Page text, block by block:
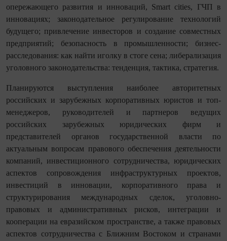
опережающего развития и инноваций, Smart cities, ГЧП в
инновациях; законодательное регулирование технологий
будущего; привлечение инвесторов и создание совместных
предприятий; безопасность в промышленности; бизнес-
расследования: как найти иголку в стоге сена; либерализация
уголовного законодательства: тенденция, тактика, стратегия.
Планируются выступления наиболее авторитетных
российских и зарубежных корпоративных юристов и топ-
менеджеров, руководителей и партнеров ведущих
российских зарубежных юридических фирм и
представителей органов государственной власти по
актуальным вопросам правового обеспечения деятельности
компаний, инвестиционного сотрудничества, юридических
аспектов сопровождения инфраструктурных проектов,
инвестиций в инновации, корпоративного права и
структурирования международных сделок, уголовно-
правовых и административных рисков, интеграции и
кооперации на евразийском пространстве, а также правовых
аспектов сотрудничества с Ближним Востоком и странами